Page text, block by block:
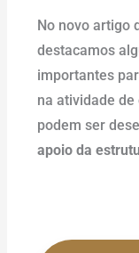
No novo artigo
destacamos
importantes
na atividade
podem ser
apoio da